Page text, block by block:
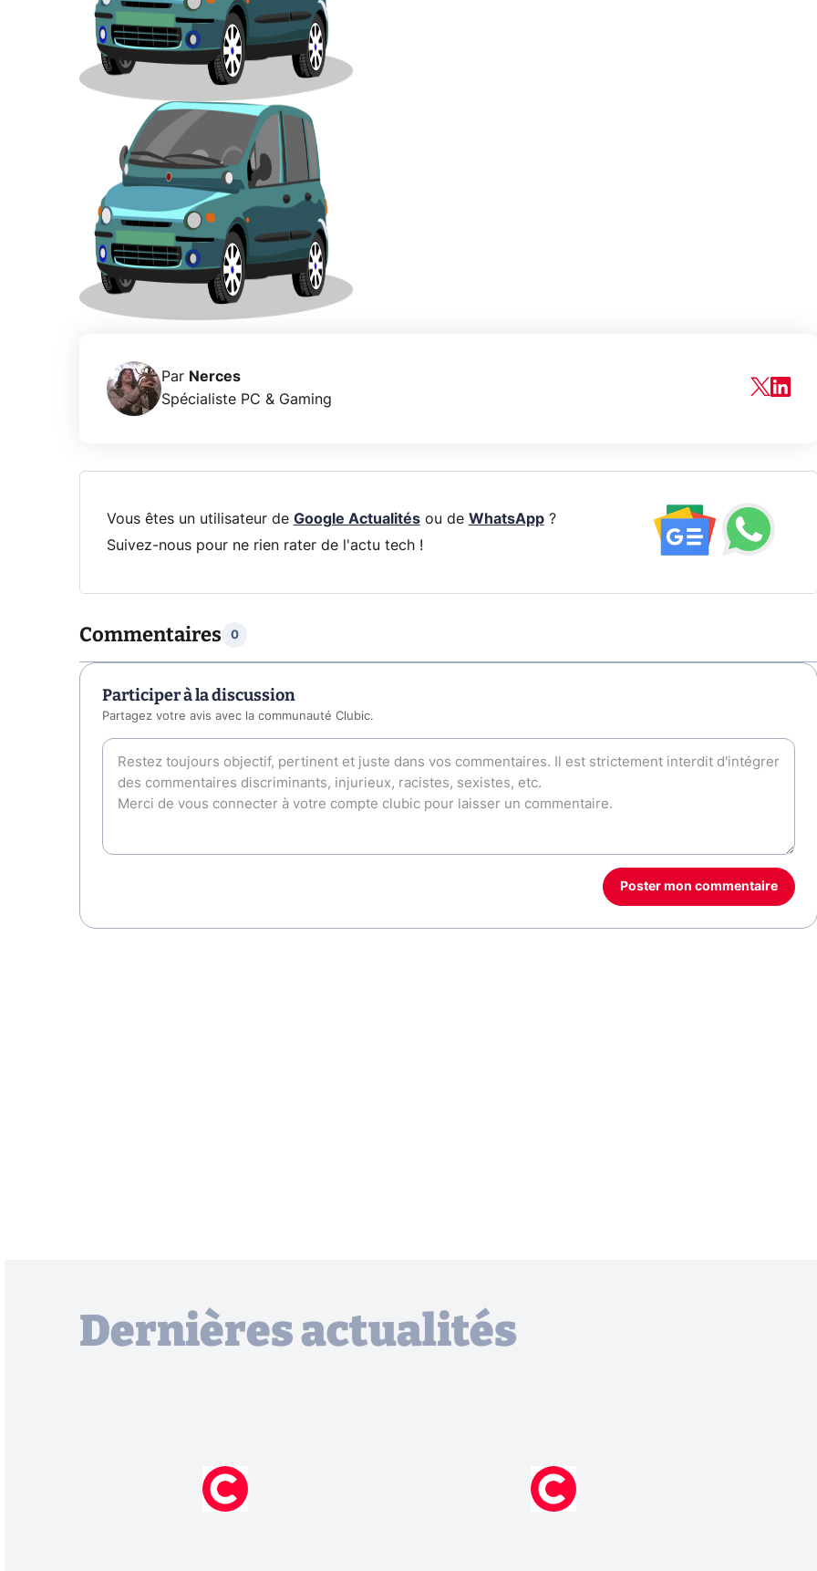
Par Nerces
Spécialiste PC & Gaming
Vous êtes un utilisateur de Google Actualitésou de WhatsApp?
Suivez-nous pour ne rien rater de l'actu tech !
Commentaires 0
Participer à la discussion
Partagez votre avis avec la communauté Clubic.
Poster mon commentaire
Dernières actualités